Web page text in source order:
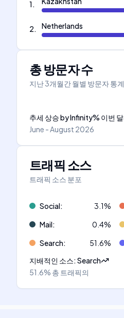
1.
2. Netherlands
총 방문자 수
지난 3개월간 월별 방문자 통계
추세 상승byInfinity% 이번 달
June - August 2026
트래픽 소스
트래픽 소스 분포
Social: 3.1%
Mail: 0.4%
Search: 51.6%
지배적인 소스:Search
51.6% 총 트래픽의